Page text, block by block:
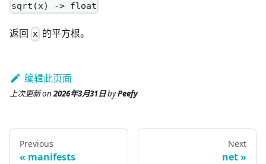
sqrt(x) -> float
返回 x 的平方根。
编辑此页面
上次更新on2026年3月31日byPeefy
Previous
manifests
Next
net